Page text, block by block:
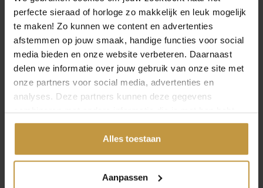
perfecte sieraad of horloge zo makkelijk en leuk mogelijk
te maken! Zo kunnen we content en advertenties
afstemmen op jouw smaak, handige functies voor social
media bieden en onze website verbeteren. Daarnaast
delen we informatie over jouw gebruik van onze site met
onze partners voor social media, advertenties en
analyses. Deze partners kunnen deze gegevens
combineren met andere informatie die je met hen hebt
gedeeld of die ze hebben verzameld via jouw gebruik van
Alles toestaan
Aanpassen
MEER VAN SEIKO
€750,00
SEIKO PROSPEX
SSC961P1 SOLAR
CHRONOGRAAF
HORLOGE
Levertijd: 4-5 werkdagen
Aanbieding!
€860,00 O
o
r
s
p
r
o
n
k
l
€ 774,00H
i
i
p
r
j
SEIKO PROSPEX
SSC953P1 SOLAR
CHRONOGRAAF
HORLOGE LIMITE…
1x Direct leverbaar, 1
werkdag